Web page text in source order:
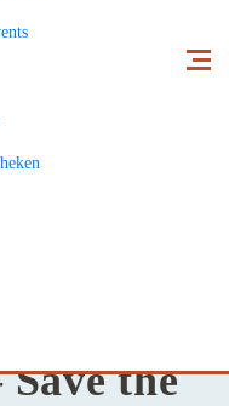
Dorfgeschehen.
the